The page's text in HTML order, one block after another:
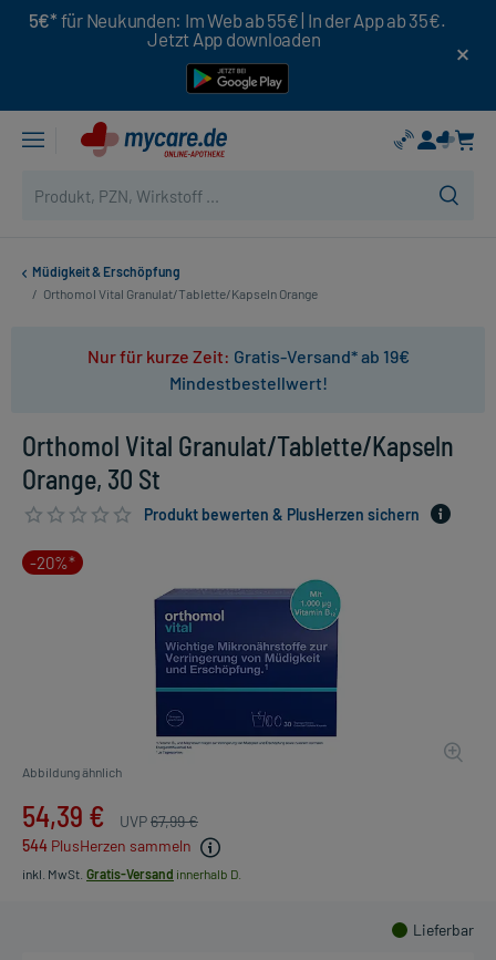
5€* für Neukunden: Im Web ab 55€ | In der App ab 35€.
Jetzt App downloaden
Müdigkeit & Erschöpfung
/ Orthomol Vital Granulat/Tablette/Kapseln Orange
Nur für kurze Zeit: Gratis-Versand* ab 19€
Mindestbestellwert!
Orthomol Vital Granulat/Tablette/Kapseln
Orange, 30 St
Produkt bewerten & PlusHerzen sichern
-20%*
Abbildung ähnlich
54,39 € UVP67,99 €
544 PlusHerzen sammeln
inkl. MwSt. Gratis-Versand innerhalb D.
Lieferbar